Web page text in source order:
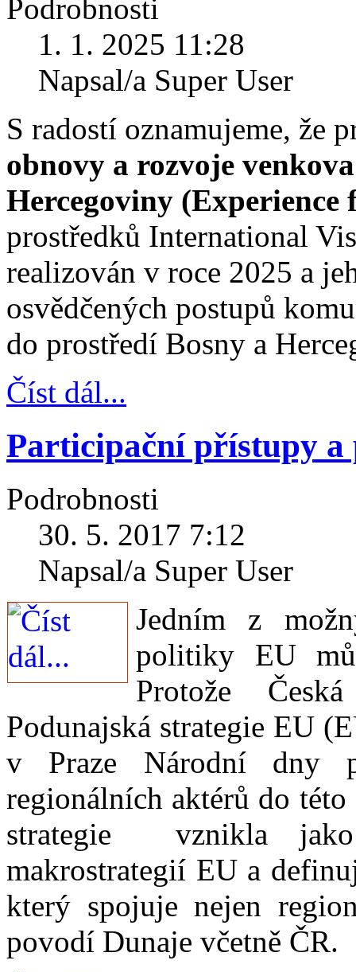
Podrobnosti
1. 1. 2025 11:28
Napsal/a Super User
S radostí oznamujeme, že
obnovy a rozvoje
Hercegoviny (Experience
prostředků International
realizován v roce 2025 a
osvědčených postupů
do prostředí Bosny a
Číst dál...
Participační přístupy a
Podrobnosti
30. 5. 2017 7:12
Napsal/a Super User
Jedním z
politiky EU
Protože
Podunajská strategie EU
v Praze Národní dny
regionálních aktérů do této
strategie vznikla
makrostrategií EU a
který spojuje nejen
povodí Dunaje včetně ČR.